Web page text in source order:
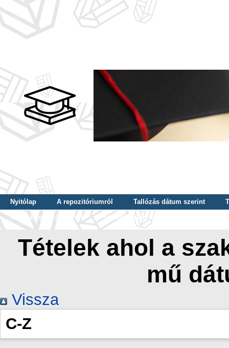
Nyitólap A repozitóriumról Tallózás dátum szerint
Tallózás szerző szerint
Tallózás nyelv szerint
Tételek ahol a
mű
Vissza
C-Z